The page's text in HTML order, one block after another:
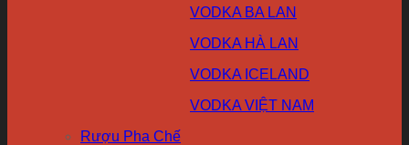
VODKA BA LAN
VODKA HÀ LAN
VODKA ICELAND
VODKA VIỆT NAM
Rượu Pha Chế